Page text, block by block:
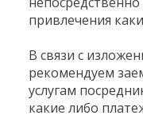
привлечения
В связи с
рекомендуем
услугам
какие либо